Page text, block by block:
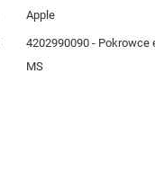
Apple
4202990090 - Pokrowce
MS